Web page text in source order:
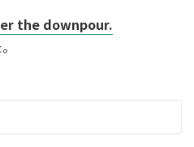
the downpour.